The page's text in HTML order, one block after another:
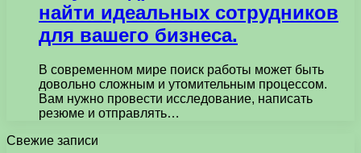
найти идеальных сотрудников
для вашего бизнеса.
В современном мире поиск работы может быть
довольно сложным и утомительным процессом.
Вам нужно провести исследование, написать
резюме и отправлять…
Свежие записи